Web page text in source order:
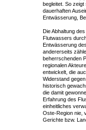
begleitet. So
dauerhaften
Entwässerung,
Die Abhaltung
Flutwassers
Entwässerung
andererseits
beherrschenden
regionalen
entwickelt, die
Widerstand
historisch
die damit
Erfahrung des
einheitliches
Oste-Region nie,
Gerichte bzw.